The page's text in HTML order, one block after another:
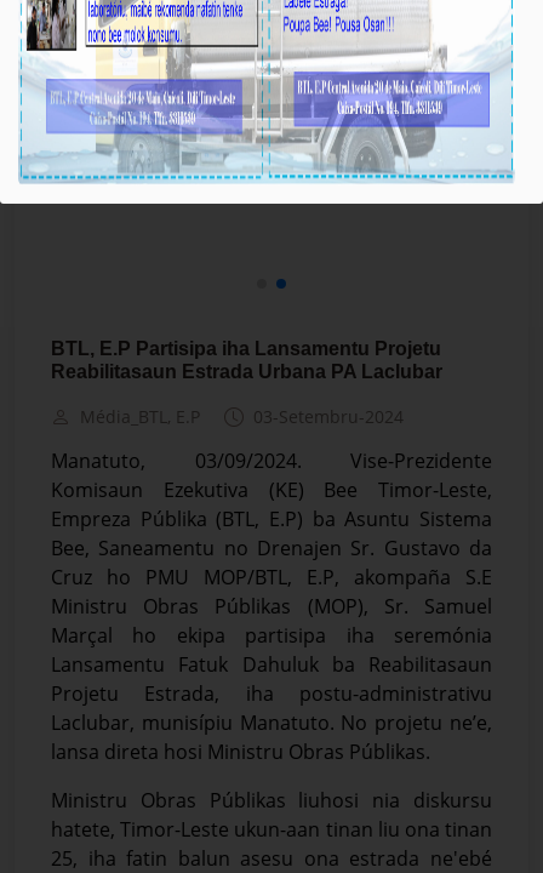
BTL, E.P Partisipa iha Lansamentu Projetu
Reabilitasaun Estrada Urbana PA Laclubar
Média_BTL, E.P 03-Setembru-2024
Manatuto, 03/09/2024. Vise-Prezidente
Komisaun Ezekutiva (KE) Bee Timor-Leste,
Empreza Públika (BTL, E.P) ba Asuntu Sistema
Bee, Saneamentu no Drenajen Sr. Gustavo da
Cruz ho PMU MOP/BTL, E.P, akompaña S.E
Ministru Obras Públikas (MOP), Sr. Samuel
Marçal ho ekipa partisipa iha seremónia
Lansamentu Fatuk Dahuluk ba Reabilitasaun
Projetu Estrada, iha postu-administrativu
Laclubar, munisípiu Manatuto. No projetu ne’e,
lansa direta hosi Ministru Obras Públikas.
Ministru Obras Públikas liuhosi nia diskursu
hatete, Timor-Leste ukun-aan tinan liu ona tinan
25, iha fatin balun asesu ona estrada ne'ebé